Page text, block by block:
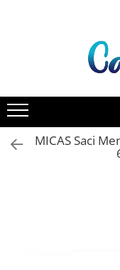
Toate Produsele
Gamma D'ORO
Betisoare 120 ml
EYFEL
EYFEL Odorizant Auto
EYFEL Spray
MICAS Saci